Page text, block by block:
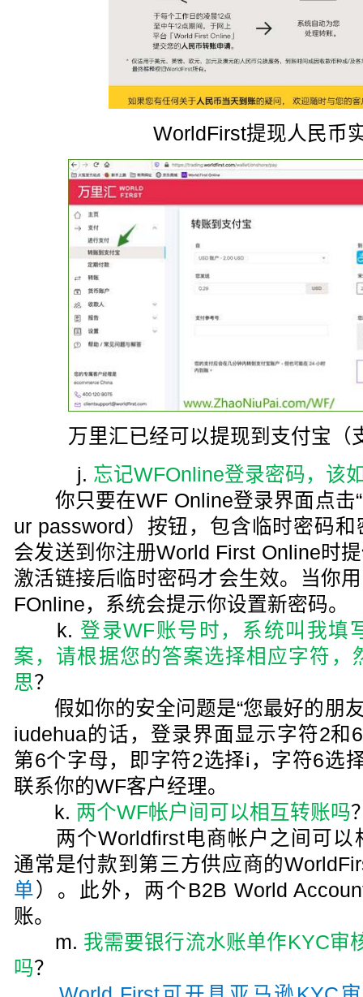
WorldFirst提现人民币
万里汇已经可以提现到支付宝（
j. 忘记WFOnline登录密码，该
你只要在WF Online登录界面点击“
ur password）按钮，包含临时密码
会发送到你注册World First Online时
激活链接后临时密码才会生效。当你
FOnline，系统会提示你设置新密码。
k. 登录WF账号时，系统叫我填
案，请根据您的答案选择相应字符，
思？
假如你的安全问题是“您最好的朋友
iudehua的话，登录界面显示字符2和
第6个字母，即字符2选择i，字符6选
联系你的WF客户经理。
k. 两个WF帐户间可以相互转账吗
两个Worldfirst电商帐户之间可以
通常是付款到第三方供应商的
单）。此外，两个B2B World
账。
m. 我需要银行流水账单作KYC审
吗？